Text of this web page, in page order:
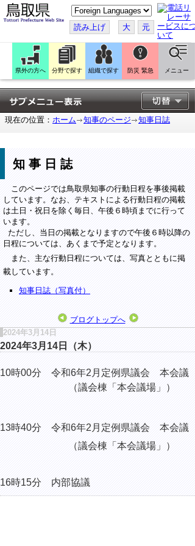
こ
の
ペ
ー
ジ
翻
訳
す
る
読み上げ 大 元
県外の方へ 分野で探す 組織で探す 防災 緊急 メニュー
現在の位置： ホーム 知事のページ 知事日誌
知事日誌
このページでは鳥取県知事の行動日程を事後掲載
しています。なお、テキストによる行動日程の掲載
は土日・祝日を除く毎日、午後６時頃までに行って
います。
ただし、当日の掲載となりますので午後６時以降の
日程については、あくまで予定となります。
また、主な行動日程については、写真とともに掲
載しています。
知事日誌（写真付）
ブログトップへ
2024年3月14日
2024年3月14日（木）
10時00分 令和6年2月定例県議会 本会議
（議会棟「本会議場」）
13時40分 令和6年2月定例県議会 本会議
（議会棟「本会議場」）
16時15分 内部協議